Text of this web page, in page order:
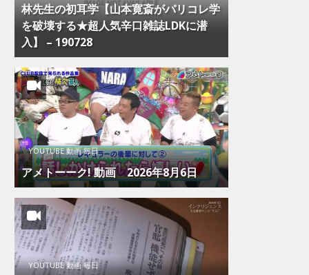
林先生の初耳学【山本寛斎がパリコレ学
を破壊する★超人気辛口雑誌LDKに潜
入】 – 190728
YOUTUBE 動画 毎日
アメトーーク! 動画 2026年8月6日
YOUTUBE 動画 毎日